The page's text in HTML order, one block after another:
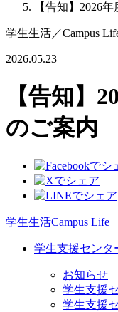
【告知】2026
学生生活／Campus
2026.05.23
【告知】
のご案内
学生生活Campus Life
学生支援センタ
お知らせ
学生支援
学生支援